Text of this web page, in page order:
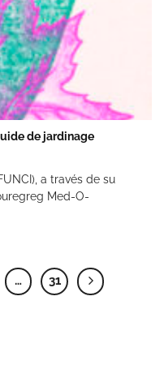
de jardinage
a través de su
Med-O-
… 31